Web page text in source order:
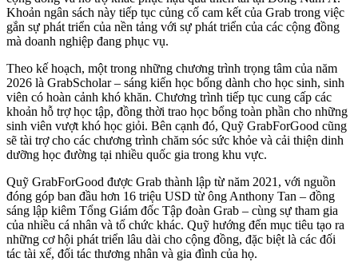
Khoản ngân sách này tiếp tục củng cố cam kết của Grab trong việc
gắn sự phát triển của nền tảng với sự phát triển của các cộng đồng
mà doanh nghiệp đang phục vụ.
Theo kế hoạch, một trong những chương trình trọng tâm của năm
2026 là GrabScholar – sáng kiến học bổng dành cho học sinh, sinh
viên có hoàn cảnh khó khăn. Chương trình tiếp tục cung cấp các
khoản hỗ trợ học tập, đồng thời trao học bổng toàn phần cho những
sinh viên vượt khó học giỏi. Bên cạnh đó, Quỹ GrabForGood cũng
sẽ tài trợ cho các chương trình chăm sóc sức khỏe và cải thiện dinh
dưỡng học đường tại nhiều quốc gia trong khu vực.
Quỹ GrabForGood được Grab thành lập từ năm 2021, với nguồn
đóng góp ban đầu hơn 16 triệu USD từ ông Anthony Tan – đồng
sáng lập kiêm Tổng Giám đốc Tập đoàn Grab – cùng sự tham gia
của nhiều cá nhân và tổ chức khác. Quỹ hướng đến mục tiêu tạo ra
những cơ hội phát triển lâu dài cho cộng đồng, đặc biệt là các đối
tác tài xế, đối tác thương nhân và gia đình của họ.